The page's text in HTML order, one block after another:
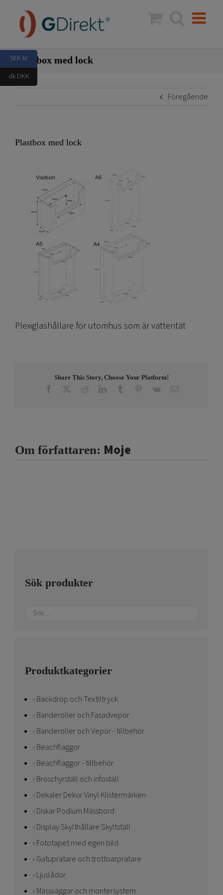
innehållet
Plastbox med lock
Föregående
Plastbox med lock
Plexiglashållare för utomhus som är vattentät
Share This Story, Choose Your Platform!
Facebook RedditLinkedInTumblr Pinterest
Vk E-
Om författaren: Moje
Sök produkter
Produktkategorier
Backdrop och Textiltryck
Banderoller och Fasadvepor
Banderoller och Vepor - tillbehör
Beachflaggor
Beachflaggor - tillbehör
Broschyrställ och infoställ
Dekaler Dekor Vinyl Klistermärken
Diskar Podium Mässbord
Display Skylthållare Skyltställ
Fototapet med egen bild
Gatupratare och trottoarpratare
Ljuslådor
Mässväggar och montersystem
SEK kr
dk DKK